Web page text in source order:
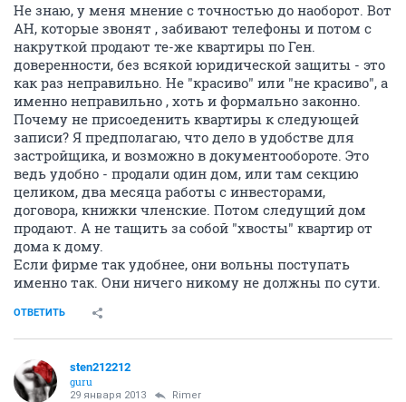
Не знаю, у меня мнение с точностью до наоборот. Вот
АН, которые звонят , забивают телефоны и потом с
накруткой продают те-же квартиры по Ген.
доверенности, без всякой юридической защиты - это
как раз неправильно. Не "красиво" или "не красиво", а
именно неправильно , хоть и формально законно.
Почему не присоеденить квартиры к следующей
записи? Я предполагаю, что дело в удобстве для
застройщика, и возможно в документообороте. Это
ведь удобно - продали один дом, или там секцию
целиком, два месяца работы с инвесторами,
договора, книжки членские. Потом следущий дом
продают. А не тащить за собой "хвосты" квартир от
дома к дому.
Если фирме так удобнее, они вольны поступать
именно так. Они ничего никому не должны по сути.
ОТВЕТИТЬ
sten212212
guru
29 января 2013 Rimer